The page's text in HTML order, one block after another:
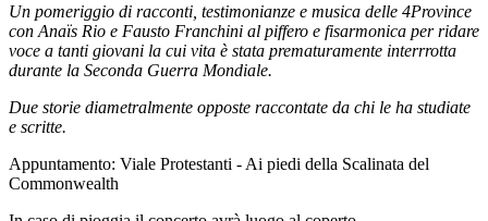
Un pomeriggio di racconti, testimonianze e musica delle 4Province
con Anaïs Rio e Fausto Franchini al piffero e fisarmonica per ridare
voce a tanti giovani la cui vita è stata prematuramente interrrotta
durante la Seconda Guerra Mondiale.
Due storie diametralmente opposte raccontate da chi le ha studiate
e scritte.
Appuntamento: Viale Protestanti - Ai piedi della Scalinata del
Commonwealth